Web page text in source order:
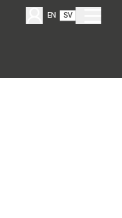
EN SV